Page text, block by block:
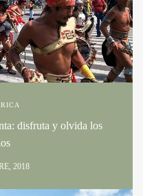
disfruta y olvida los
2018